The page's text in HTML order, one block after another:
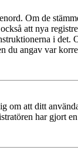
Om de
att nya
i det.
du angav var
att ditt
har gjort